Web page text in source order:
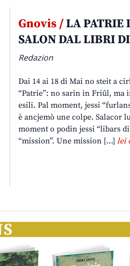
Gnovis /LA PATRIE
SALON DAL LIBRI
Redazion
Dai 14 ai 18 di Mai no steit a
“Patrie”: no sarin in Friûl,
esili. Pal moment, jessi
è ancjemò une colpe. Salacor
moment o podin jessi “libars
“mission”. Une mission […]lei